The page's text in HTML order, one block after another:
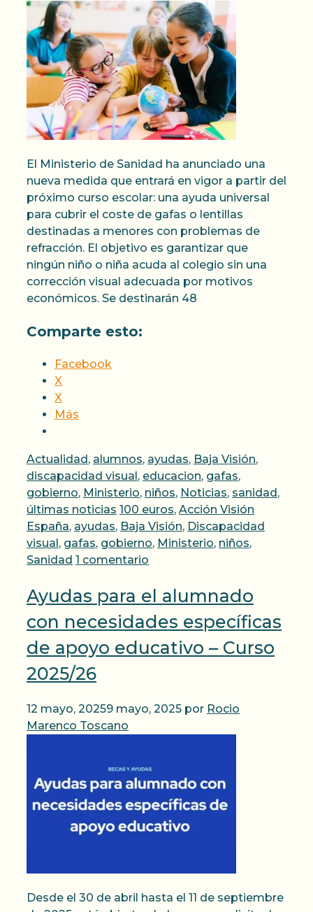
El Ministerio de Sanidad ha anunciado una
nueva medida que entrará en vigor a partir del
próximo curso escolar: una ayuda universal
para cubrir el coste de gafas o lentillas
destinadas a menores con problemas de
refracción. El objetivo es garantizar que
ningún niño o niña acuda al colegio sin una
corrección visual adecuada por motivos
económicos. Se destinarán 48
Comparte esto:
Facebook
X
X
Más
Categorías
Actualidad, alumnos, ayudas, Baja Visión,
discapacidad visual, educacion, gafas,
gobierno, Ministerio, niños, Noticias, sanidad,
últimas noticias Etiquetas
100 euros, Acción Visión
España, ayudas, Baja Visión, Discapacidad
visual, gafas, gobierno, Ministerio, niños,
Sanidad 1 comentario
Ayudas para el alumnado
con necesidades específicas
de apoyo educativo – Curso
2025/26
12 mayo, 20259 mayo, 2025 por Rocio
Marenco Toscano
Desde el 30 de abril hasta el 11 de septiembre